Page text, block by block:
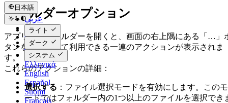
日本語
عربي
Català
Čeština
Dansk
Deutsch
Ελληνικά
English
Español
Suomi
Français
ライト
ダーク
システム
フォルダーオプション
アプリ内でフォルダーを開くと、画面の右上隅にある「…」
タンをタップして利用できる一連のアクションが表示されま
す。
これらのアクションの詳細：
選択する ：ファイル選択モードを有効にします。このモ
ードではフォルダー内の1つ以上のファイルを選択でき